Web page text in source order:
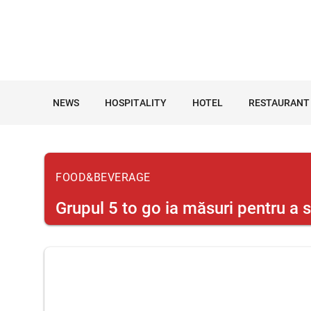
NEWS HOSPITALITY HOTEL RESTAURANT
FOOD&BEVERAGE
Grupul 5 to go ia măsuri pentru a